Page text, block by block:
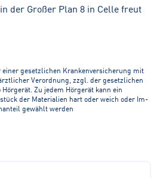
der Großer Plan 8 in Celle freut
gesetzlichen Krankenversicherung mit
Verordnung, zzgl. der gesetzlichen
Zu jedem Hörgerät kann ein
der Materialien hart oder weich oder Im-
gewählt werden